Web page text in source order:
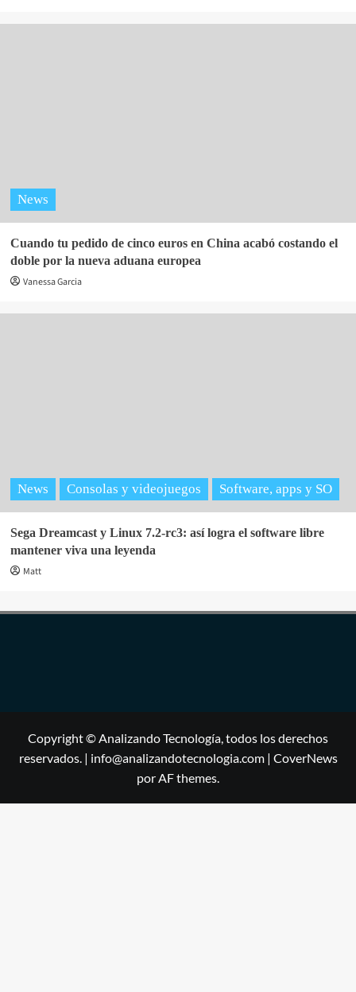
News
Cuando tu pedido de cinco euros en China acabó costando el
doble por la nueva aduana europea
Vanessa Garcia
News Consolas y videojuegos Software, apps y SO
Sega Dreamcast y Linux 7.2-rc3: así logra el software libre
mantener viva una leyenda
Matt
Copyright © Analizando Tecnología, todos los derechos
reservados. | info@analizandotecnologia.com | CoverNews
por AF themes.